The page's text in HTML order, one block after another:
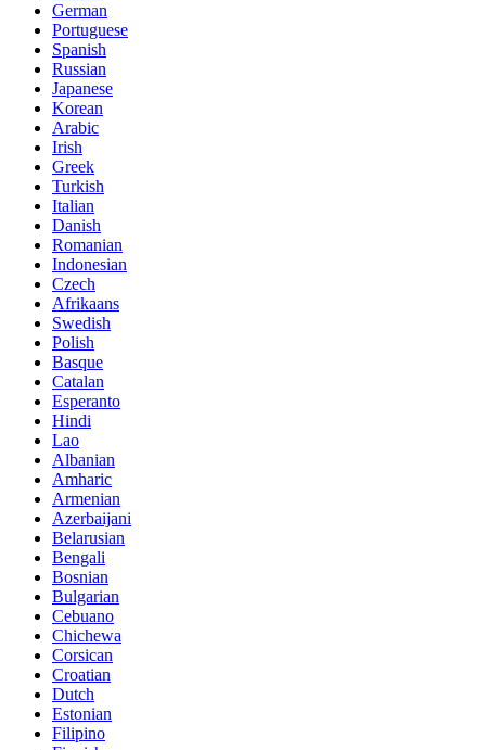
German
Portuguese
Spanish
Russian
Japanese
Korean
Arabic
Irish
Greek
Turkish
Italian
Danish
Romanian
Indonesian
Czech
Afrikaans
Swedish
Polish
Basque
Catalan
Esperanto
Hindi
Lao
Albanian
Amharic
Armenian
Azerbaijani
Belarusian
Bengali
Bosnian
Bulgarian
Cebuano
Chichewa
Corsican
Croatian
Dutch
Estonian
Filipino